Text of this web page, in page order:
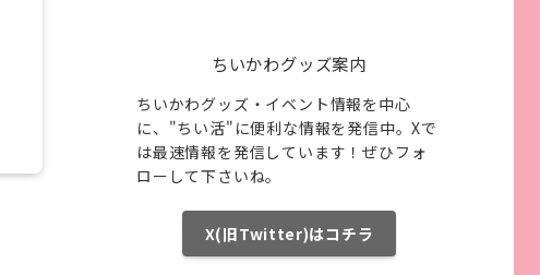
ちいかわグッズ案内
ちいかわグッズ・イベント情報を中心
に、"ちい活"に便利な情報を発信中。Xで
は最速情報を発信しています！ぜひフォ
ローして下さいね。
X(旧Twitter)はコチラ